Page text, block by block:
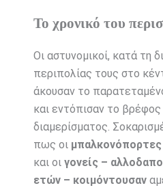
Το χρονικό του
Οι αστυνομικοί, κατά τη
περιπολίας τους στο
άκουσαν το
και εντόπισαν το
διαμερίσματος.
πως οι
και οι γονείς –
ετών – κοιμόντουσαν